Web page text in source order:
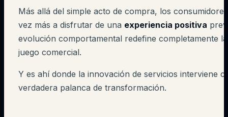
Más allá del simple acto de compra, los
vez más a disfrutar de una experiencia positiva
evolución comportamental redefine completamente
juego comercial.
Y es ahí donde la innovación de servicios interviene
verdadera palanca de transformación.